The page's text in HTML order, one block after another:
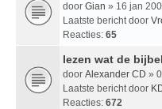
door Gian » 16 jan
Laatste bericht door
Reacties: 65
lezen wat de
door Alexander CD »
Laatste bericht door
Reacties: 672